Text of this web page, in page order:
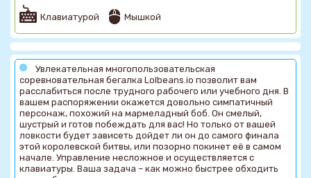
Клавиатурой Мышкой
Увлекательная многопользовательская
соревновательная бегалка Lolbeans.io позволит вам
расслабиться после трудного рабочего или учебного дня. В
вашем распоряжении окажется довольно симпатичный
персонаж, похожий на мармеладный боб. Он смелый,
шустрый и готов побеждать для вас! Но только от вашей
ловкости будет зависеть дойдет ли он до самого финала
этой королевской битвы, или позорно покинет её в самом
начале. Управление несложное и осуществляется с
клавиатуры. Ваша задача – как можно быстрее обходить